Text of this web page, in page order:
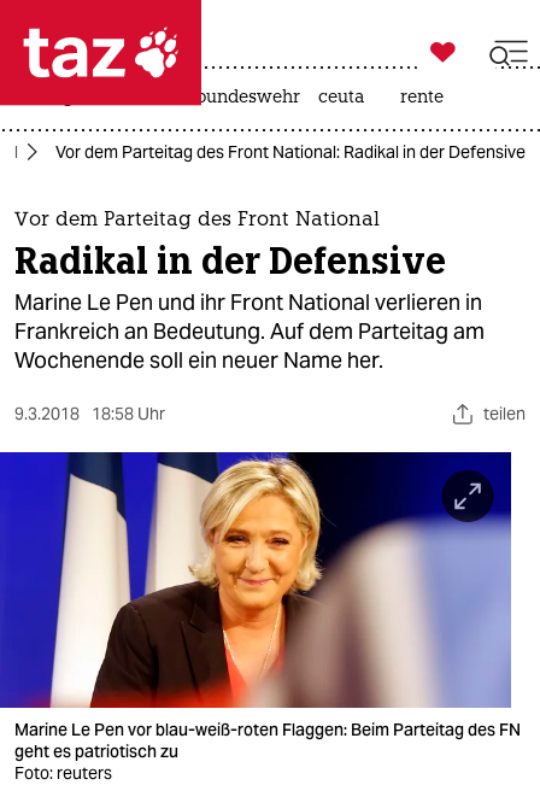
 taz zahl ich
taz zahl ich
themen
politik
öko
sport
berlin
nord
wahrheit
verlag
verlag

taz zahl ich
bundeswehr ceuta rente
Vor dem Parteitag des Front National: Radikal in der Defensive
Vor dem Parteitag des Front National
Radikal in der Defensive
Marine Le Pen und ihr Front National verlieren in
Frankreich an Bedeutung. Auf dem Parteitag am
Wochenende soll ein neuer Name her.
9.3.2018 18:58 Uhr teilen
Marine Le Pen vor blau-weiß-roten Flaggen: Beim Parteitag des FN
geht es patriotisch zu
Foto: reuters